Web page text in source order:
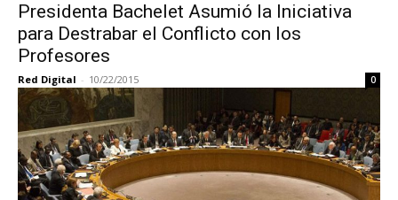
Presidenta Bachelet Asumió la Iniciativa
para Destrabar el Conflicto con los
Profesores
Red Digital - 10/22/2015 0